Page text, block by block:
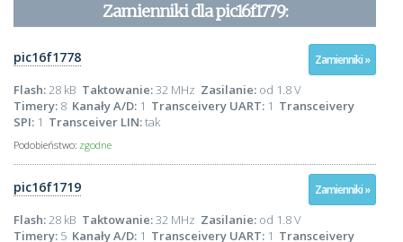
Zamienniki dlapic16f1779:
Zamienniki »
pic16f1778
Flash:28 kB Taktowanie:32 MHz Zasilanie: od 1.8 V
Timery: 8 Kanały A/D: 1 Transceivery UART: 1 Transceivery
SPI: 1 Transceiver LIN:tak
Podobieństwo: zgodne
Zamienniki »
pic16f1719
Flash:28 kB Taktowanie:32 MHz Zasilanie: od 1.8 V
Timery: 5 Kanały A/D: 1 Transceivery UART: 1 Transceivery